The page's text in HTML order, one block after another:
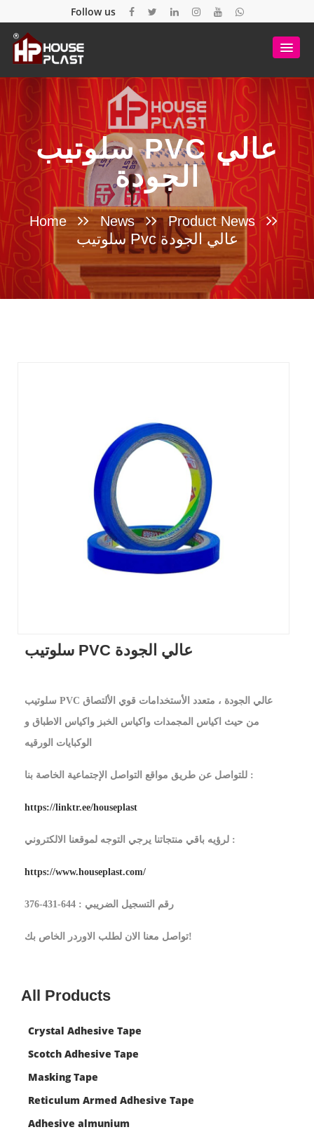
Follow us
سلوتيب PVC عالي
الجودة
Home News Product News
سلوتيب Pvc عالي الجودة
سلوتيب PVC عالي الجودة
سلوتيب PVC عالي الجودة ، متعدد الأستخدامات قوي الألتصاق
من حيث اكياس المجمدات واكياس الخبز واكياس الاطباق و
الوكبايات الورقيه
للتواصل عن طريق مواقع التواصل الإجتماعية الخاصة بنا :
https://linktr.ee/houseplast
لرؤيه باقي منتجاتنا يرجي التوجه لموقعنا الالكتروني :
https://www.houseplast.com/
رقم التسجيل الضريبي : 644-431-376
تواصل معنا الان لطلب الاوردر الخاص بك!
All Products
Crystal Adhesive Tape
Scotch Adhesive Tape
Masking Tape
Reticulum Armed Adhesive Tape
Adhesive almunium